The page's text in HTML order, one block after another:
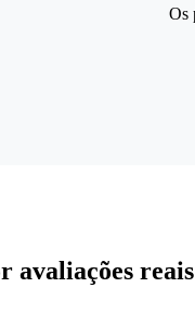
Os
avaliações